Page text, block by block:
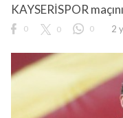
KAYSERİSPOR
0 0 0 2